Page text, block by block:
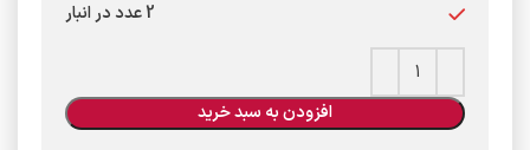
2 عدد در انبار
افزودن به سبد خرید